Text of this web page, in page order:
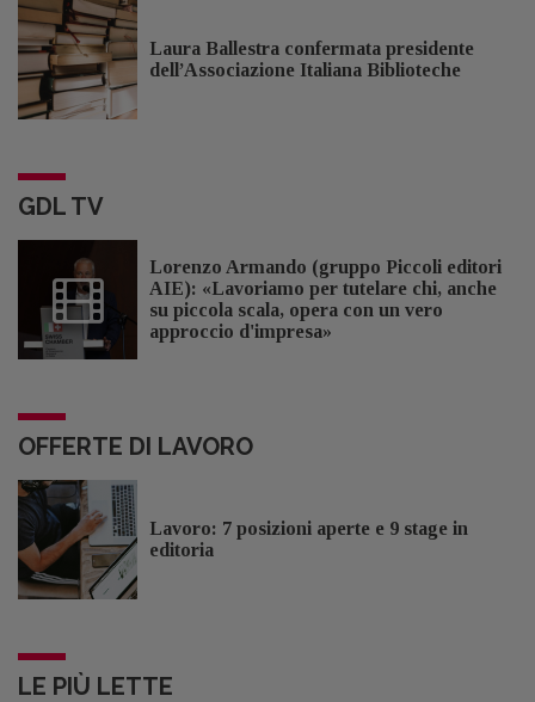
Laura Ballestra confermata presidente
dell’Associazione Italiana Biblioteche
GDL TV
Lorenzo Armando (gruppo Piccoli editori
AIE): «Lavoriamo per tutelare chi, anche
su piccola scala, opera con un vero
approccio d'impresa»
OFFERTE DI LAVORO
Lavoro: 7 posizioni aperte e 9 stage in
editoria
LE PIÙ LETTE